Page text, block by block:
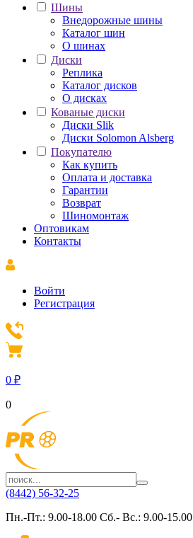
Шины
Внедорожные шины
Каталог шин
О шинах
Диски
Реплика
Каталог дисков
О дисках
Кованые диски
Диски Slik
Диски Solomon Alsberg
Покупателю
Как купить
Оплата и доставка
Гарантии
Возврат
Шиномонтаж
Оптовикам
Контакты
Войти
Регистрация
0 ₽
0
(8442) 56-32-25
Пн.-Пт.: 9.00-18.00 Сб.- Вс.: 9.00-15.00